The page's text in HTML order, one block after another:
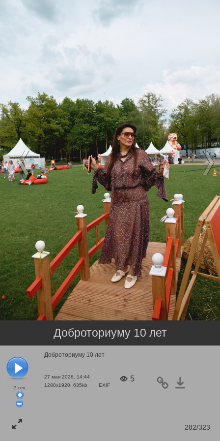
2 сек.
Доброториуму 10 лет
27 мая 2026, 14:44
1280x1920, 635kb
EXIF
5
282/323
Доброториуму 10 лет